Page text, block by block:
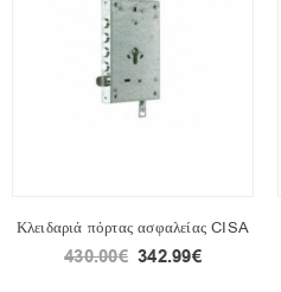
Κλειδαριά πόρτας ασφαλείας CISA
430.00€ 342.99€